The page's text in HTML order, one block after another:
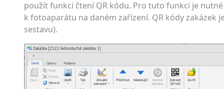
použít funkci čtení QR kódu. Pro tuto funkci je
k fotoaparátu na daném zařízení. QR kódy
sestavu).